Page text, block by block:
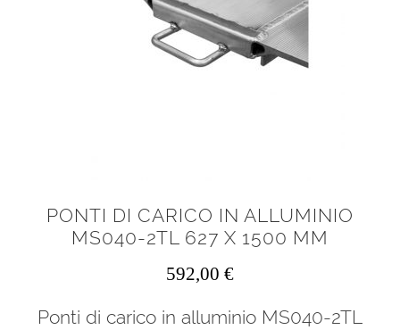
PONTI DI CARICO IN ALLUMINIO
MS040-2TL 627 X 1500 MM
592,00 €
Ponti di carico in alluminio MS040-2TL